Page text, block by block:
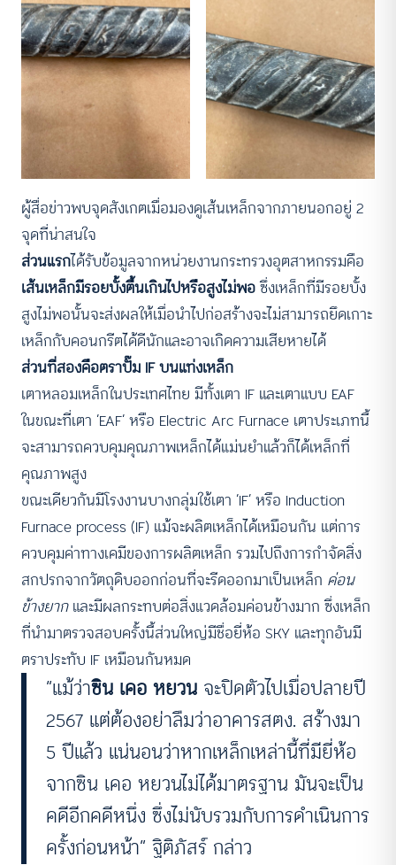
ผู้สื่อข่าวพบจุดสังเกตเมื่อมองดูเส้นเหล็กจากภายนอกอยู่ 2
จุดที่น่าสนใจ
ส่วนแรกได้รับข้อมูลจากหน่วยงานกระทรวงอุตสาหกรรมคือ
เส้นเหล็กมีรอยบั้งตื้นเกินไปหรือสูงไม่พอซึ่งเหล็กที่มีรอยบั้ง
สูงไม่พอนั้นจะส่งผลให้เมื่อนำไปก่อสร้างจะไม่สามารถยึดเกาะ
เหล็กกับคอนกรีตได้ดีนักและอาจเกิดความเสียหายได้
ส่วนที่สองคือตราปั๊ม IF บนแท่งเหล็ก
เตาหลอมเหล็กในประเทศไทย มีทั้งเตา IF และเตาแบบ EAF
ในขณะที่เตา ’EAF‘ หรือ Electric Arc Furnace เตาประเภทนี้
จะสามารถควบคุมคุณภาพเหล็กได้แม่นยำแล้วก็ได้เหล็กที่
คุณภาพสูง
ขณะเดียวกันมีโรงงานบางกลุ่มใช้เตา ‘IF’ หรือ Induction
Furnace process (IF) แม้จะผลิตเหล็กได้เหมือนกัน แต่การ
ควบคุมค่าทางเคมีของการผลิตเหล็ก รวมไปถึงการกำจัดสิ่ง
สกปรกจากวัตถุดิบออกก่อนที่จะรีดออกมาเป็นเหล็ก ค่อน
ข้างยากและมีผลกระทบต่อสิ่งแวดล้อมค่อนข้างมาก ซึ่งเหล็ก
ที่นำมาตรวจสอบครั้งนี้ส่วนใหญ่มีชื่อยี่ห้อ SKY และทุกอันมี
ตราประทับ IF เหมือนกันหมด
“แม้ว่าซิน เคอ หยวน จะปิดตัวไปเมื่อปลายปี
2567 แต่ต้องอย่าลืมว่าอาคารสตง. สร้างมา
5 ปีแล้ว แน่นอนว่าหากเหล็กเหล่านี้ที่มียี่ห้อ
จากซิน เคอ หยวนไม่ได้มาตรฐาน มันจะเป็น
คดีอีกคดีหนึ่ง ซึ่งไม่นับรวมกับการดำเนินการ
ครั้งก่อนหน้า” ฐิติภัสร์ กล่าว